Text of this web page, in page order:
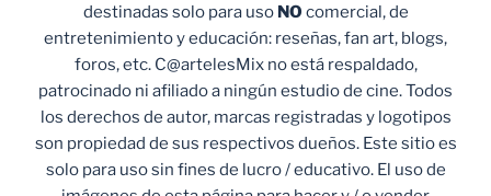
destinadas solo para uso NO comercial, de
entretenimiento y educación: reseñas, fan art, blogs,
foros, etc. C@artelesMix no está respaldado,
patrocinado ni afiliado a ningún estudio de cine. Todos
los derechos de autor, marcas registradas y logotipos
son propiedad de sus respectivos dueños. Este sitio es
solo para uso sin fines de lucro / educativo. El uso de